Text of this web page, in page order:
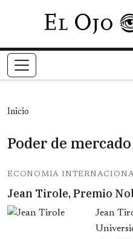
Inicio
Poder de mercado
ECONOMIA
Jean Tirole, Premio
Jean